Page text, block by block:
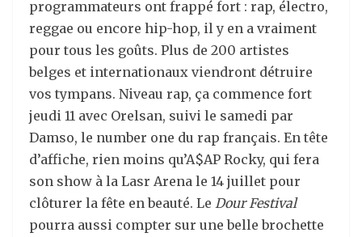
programmateurs ont frappé fort : rap, électro,
reggae ou encore hip-hop, il y en a vraiment
pour tous les goûts. Plus de 200 artistes
belges et internationaux viendront détruire
vos tympans. Niveau rap, ça commence fort
jeudi 11 avec Orelsan, suivi le samedi par
Damso, le number one du rap français. En tête
d’affiche, rien moins qu’A$AP Rocky, qui fera
son show à la Lasr Arena le 14 juillet pour
clôturer la fête en beauté. Le Dour Festival
pourra aussi compter sur une belle brochette